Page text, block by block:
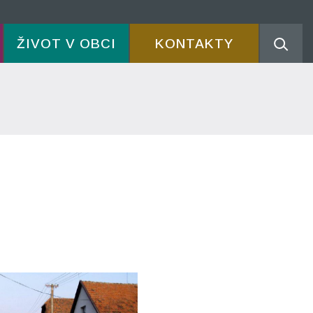
ŽIVOT V OBCI KONTAKTY